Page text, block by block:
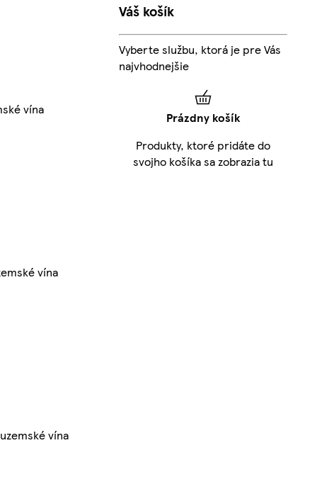
vína
vína
vína
Váš košík
Vyberte službu, ktorá je pre Vás
najvhodnejšie
Prázdny košík
Produkty, ktoré pridáte do
svojho košíka sa zobrazia tu